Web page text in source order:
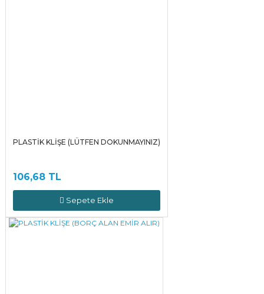
PLASTİK KLİŞE (LÜTFEN DOKUNMAYINIZ)
106,68 TL
Sepete Ekle